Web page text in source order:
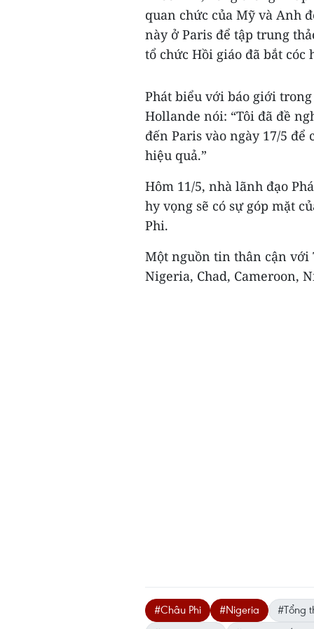
quan chức của Mỹ và Anh
này ở Paris để tập trung
tổ chức Hồi giáo đã bắt
Phát biểu với báo giới
Hollande nói: “Tôi đã đề
đến Paris vào ngày 17/5
hiệu quả.”
Hôm 11/5, nhà lãnh đạo
hy vọng sẽ có sự góp mặt
Phi.
Một nguồn tin thân cận với
Nigeria, Chad, Cameroon,
#Châu Phi #Nigeria
#Tổng